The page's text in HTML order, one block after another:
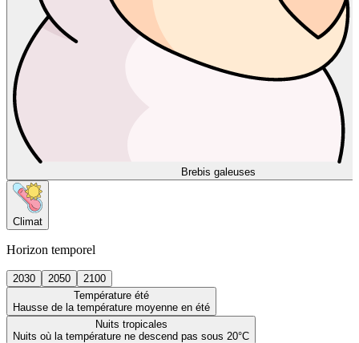
Brebis galeuses
Climat
Horizon temporel
2030 2050
2100
Température été
Hausse de la température moyenne en été
Nuits tropicales
Nuits où la température ne descend pas sous 20°C